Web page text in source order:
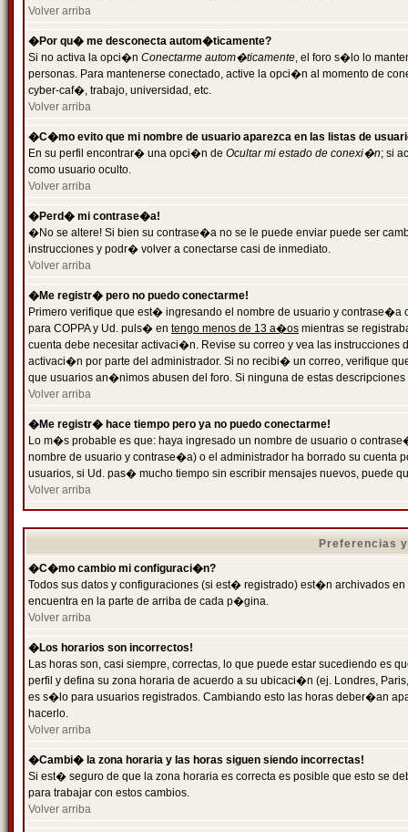
Volver arriba
�Por qu� me desconecta autom�ticamente?
Si no activa la opci�n Conectarme autom�ticamente, el foro s�lo lo
personas. Para mantenerse conectado, active la opci�n al momento de
cyber-caf�, trabajo, universidad, etc.
Volver arriba
�C�mo evito que mi nombre de usuario aparezca en las listas de
En su perfil encontrar� una opci�n de Ocultar mi estado de conexi�n; si
como usuario oculto.
Volver arriba
�Perd� mi contrase�a!
�No se altere! Si bien su contrase�a no se le puede enviar puede ser
instrucciones y podr� volver a conectarse casi de inmediato.
Volver arriba
�Me registr� pero no puedo conectarme!
Primero verifique que est� ingresando el nombre de usuario y
para COPPA y Ud. puls� en tengo menos de 13 a�os mientras se
cuenta debe necesitar activaci�n. Revise su correo y vea las
activaci�n por parte del administrador. Si no recibi� un correo, verifique
que usuarios an�nimos abusen del foro. Si ninguna de estas
Volver arriba
�Me registr� hace tiempo pero ya no puedo conectarme!
Lo m�s probable es que: haya ingresado un nombre de usuario o
nombre de usuario y contrase�a) o el administrador ha borrado su
usuarios, si Ud. pas� mucho tiempo sin escribir mensajes nuevos, puede
Volver arriba
Preferencias
�C�mo cambio mi configuraci�n?
Todos sus datos y configuraciones (si est� registrado) est�n archivados
encuentra en la parte de arriba de cada p�gina.
Volver arriba
�Los horarios son incorrectos!
Las horas son, casi siempre, correctas, lo que puede estar sucediendo es
perfil y defina su zona horaria de acuerdo a su ubicaci�n (ej. Londres,
es s�lo para usuarios registrados. Cambiando esto las horas deber�an
hacerlo.
Volver arriba
�Cambi� la zona horaria y las horas siguen siendo incorrectas!
Si est� seguro de que la zona horaria es correcta es posible que esto se
para trabajar con estos cambios.
Volver arriba